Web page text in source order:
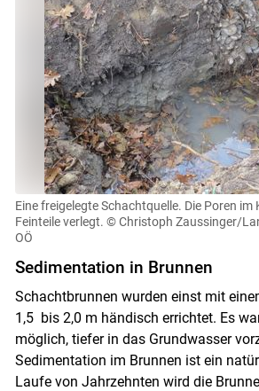
Skip to main
Eine freigelegte Schachtquelle. Die Poren im
Feinteile verlegt. © Christoph Zaussinger/
OÖ
Sedimentation in Brunnen
Schachtbrunnen wurden einst mit
1,5 bis 2,0 m händisch errichtet. Es
möglich, tiefer in das Grundwasser
Sedimentation im Brunnen ist ein
Laufe von Jahrzehnten wird die